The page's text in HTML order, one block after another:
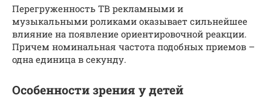
Перегруженность ТВ рекламными и
музыкальными роликами оказывает сильнейшее
влияние на появление ориентировочной реакции.
Причем номинальная частота подобных приемов –
одна единица в секунду.
Особенности зрения у детей